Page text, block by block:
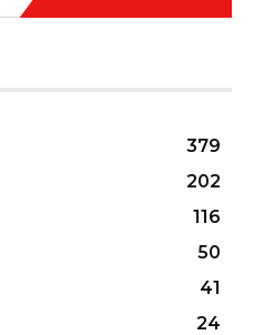
379
202
116
50
41
24